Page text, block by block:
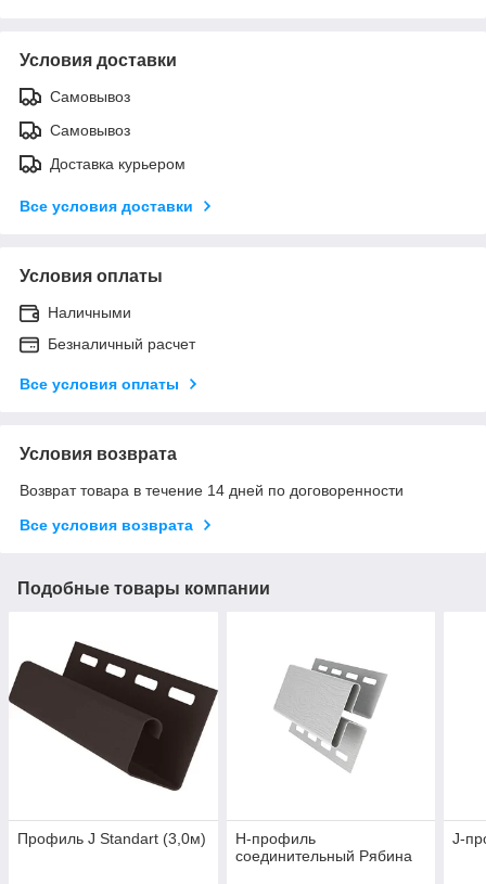
Условия доставки
Самовывоз
Самовывоз
Доставка курьером
Все условия доставки
Условия оплаты
Наличными
Безналичный расчет
Все условия оплаты
Условия возврата
Возврат товара в течение 14 дней по договоренности
Все условия возврата
Подобные товары компании
Профиль J Standart (3,0м)
Н-профиль
соединительный Рябина
J-